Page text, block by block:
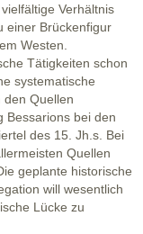
Verhältnis
einer Brückenfigur
Westen.
Tätigkeiten schon
systematische
den Quellen
Bessarions bei den
des 15. Jh.s. Bei
Quellen
geplante historische
will wesentlich
Lücke zu